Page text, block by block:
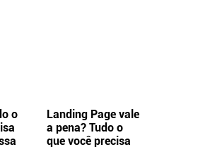
o
Landing Page vale
a pena? Tudo o
que você precisa